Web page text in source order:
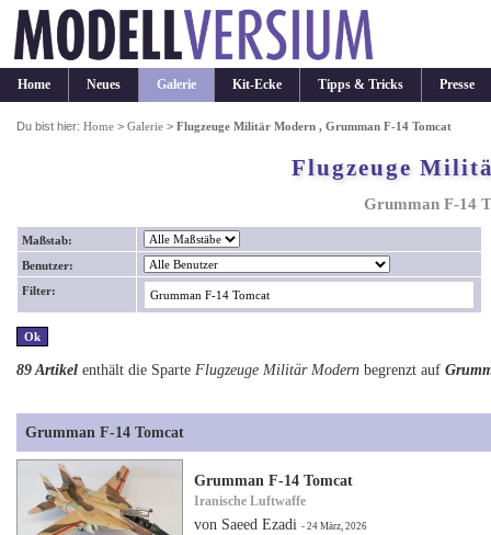
Home Neues Galerie Kit-Ecke Tipps & Tricks Presse
Du bist hier:Home >Galerie >Flugzeuge Militär Modern , Grumman F-14 Tomcat
Flugzeuge
Grumman F-14
Maßstab:
Benutzer:
Filter:
89 Artikel enthält die Sparte Flugzeuge Militär Modern begrenzt auf
Grumman F-14 Tomcat
Grumman F-14 Tomcat
Iranische Luftwaffe
von Saeed Ezadi- 24 März, 2026